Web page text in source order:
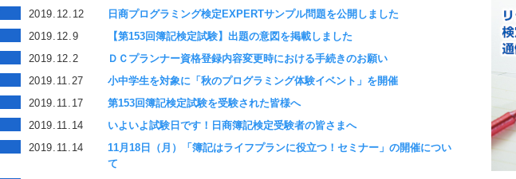
2019.12.12 日商プログラミング検定EXPERTサンプル問題を公開しました
2019.12.9 【第153回簿記検定試験】出題の意図を掲載しました
2019.12.2 ＤＣプランナー資格登録内容変更時における手続きのお願い
2019.11.27 小中学生を対象に「秋のプログラミング体験イベント」を開催
2019.11.17 第153回簿記検定試験を受験された皆様へ
2019.11.14 いよいよ試験日です！日商簿記検定受験者の皆さまへ
2019.11.14
11月18日（月）「簿記はライフプランに役立つ！セミナー」の開催につい
て